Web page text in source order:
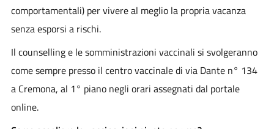
comportamentali) per vivere al meglio la propria vacanza
senza esporsi a rischi.
Il counselling e le somministrazioni vaccinali si svolgeranno
come sempre presso il centro vaccinale di via Dante n° 134
a Cremona, al 1° piano negli orari assegnati dal portale
online.